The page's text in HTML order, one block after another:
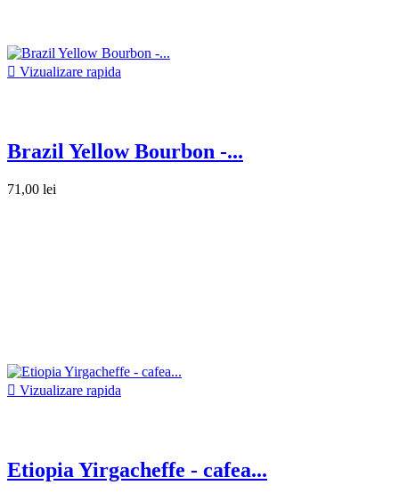
 Vizualizare rapida
Brazil Yellow Bourbon -...
71,00 lei
 Vizualizare rapida
Etiopia Yirgacheffe - cafea...